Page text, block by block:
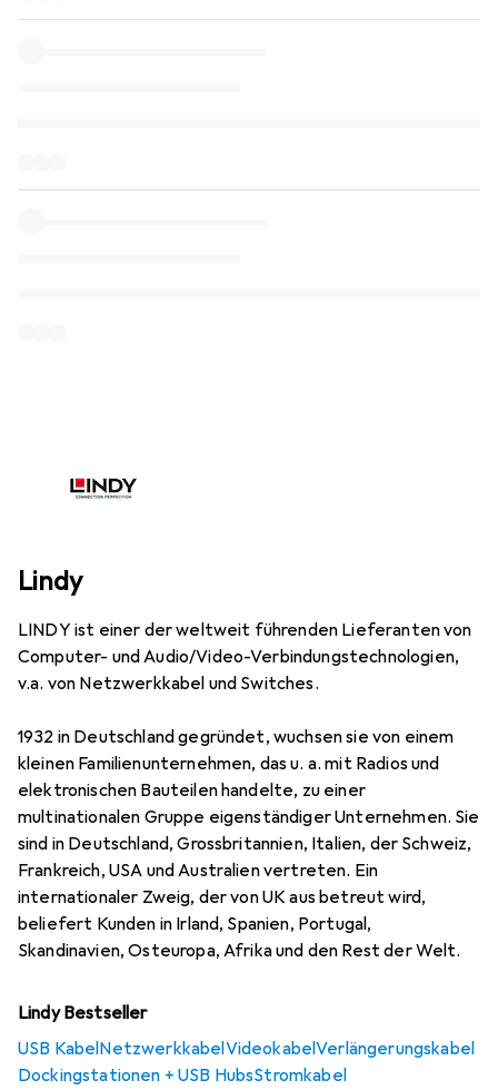
Lindy
LINDY ist einer der weltweit führenden Lieferanten von
Computer- und Audio/Video-Verbindungstechnologien,
v.a. von Netzwerkkabel und Switches.
1932 in Deutschland gegründet, wuchsen sie von einem
kleinen Familienunternehmen, das u. a. mit Radios und
elektronischen Bauteilen handelte, zu einer
multinationalen Gruppe eigenständiger Unternehmen. Sie
sind in Deutschland, Grossbritannien, Italien, der Schweiz,
Frankreich, USA und Australien vertreten. Ein
internationaler Zweig, der von UK aus betreut wird,
beliefert Kunden in Irland, Spanien, Portugal,
Skandinavien, Osteuropa, Afrika und den Rest der Welt.
Lindy Bestseller
USB KabelNetzwerkkabelVideokabelVerlängerungskabel
Dockingstationen + USB HubsStromkabel